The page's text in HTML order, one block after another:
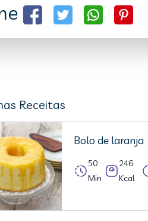
Receitas
Bolo de laranja
50
Min
246
Kcal